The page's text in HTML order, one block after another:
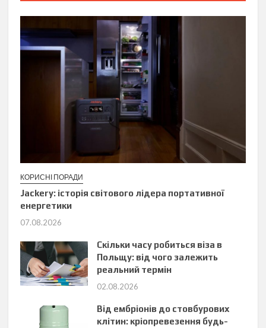
КОРИСНІ ПОРАДИ
Jackery: історія світового лідера портативної
енергетики
07.08.2026
Скільки часу робиться віза в
Польщу: від чого залежить
реальний термін
02.08.2026
Від ембріонів до стовбурових
клітин: кріопревезення будь-